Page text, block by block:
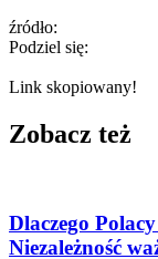
źródło:
Podziel się:
Link skopiowany!
Zobacz też
Dlaczego
Niezależność